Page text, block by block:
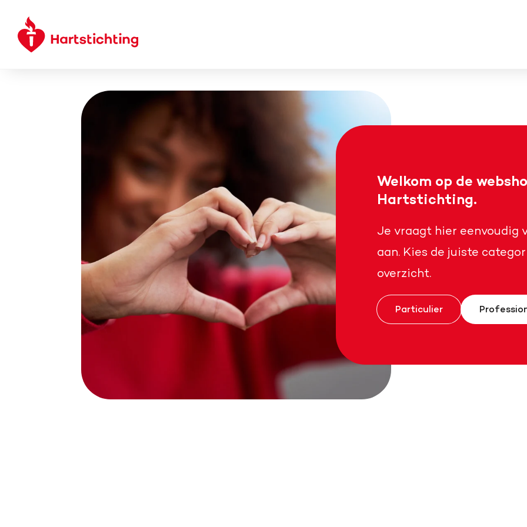
content
Welkom op de
Hartstichting.
Je vraagt hier eenvoudig
aan. Kies de juiste
overzicht.
Particulier